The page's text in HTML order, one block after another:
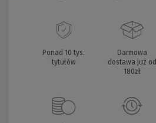
Ponad 10 tys.
tytułów
Darmowa
dostawa już od
180zł